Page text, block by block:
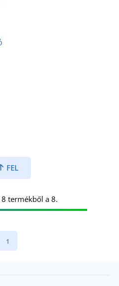
FEL
termékből a 8.
1